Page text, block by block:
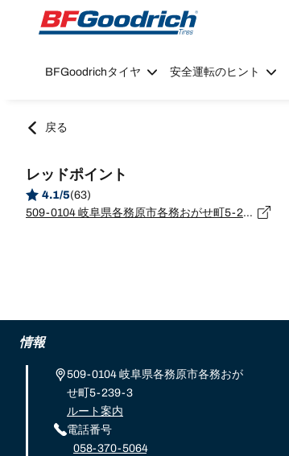
Go to page content
Go to page navigation
BFGoodrichタイヤ 安全運転のヒント
戻る
レッドポイント
4.1/5(63)
509-0104 岐阜県各務原市各務おがせ町5-239-3
情報
509-0104 岐阜県各務原市各務おが
せ町5-239-3
ルート案内
電話番号
058-370-5064